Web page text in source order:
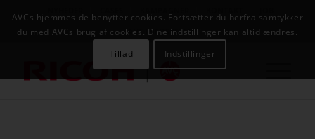
AVC INFOSYSTEM
AVCs hjemmeside benytter cookies. Fortsætter du herfra samtykker
du med AVCs brug af cookies. Dine indstillinger kan altid ændres.
Tillad
Indstillinger